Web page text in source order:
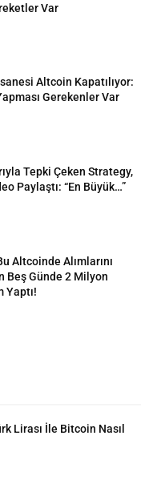
Var
Altcoin Kapatılıyor:
Gerekenler Var
Tepki Çeken Strategy,
Paylaştı: “En Büyük…”
Altcoinde Alımlarını
Beş Günde 2 Milyon
Yaptı!
Lirası İle Bitcoin Nasıl